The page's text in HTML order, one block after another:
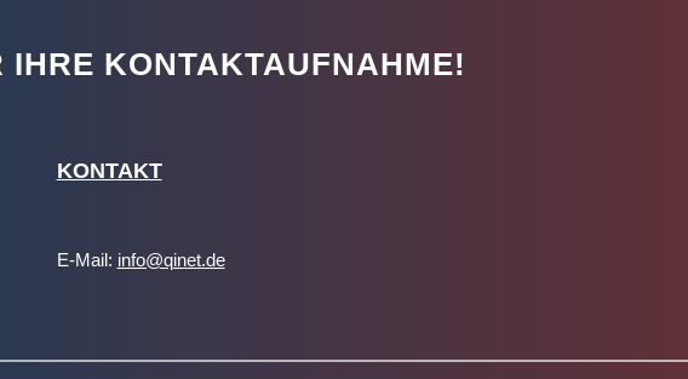
KONTAKTAUFNAHME!
KONTAKT
E-Mail: info@qinet.de